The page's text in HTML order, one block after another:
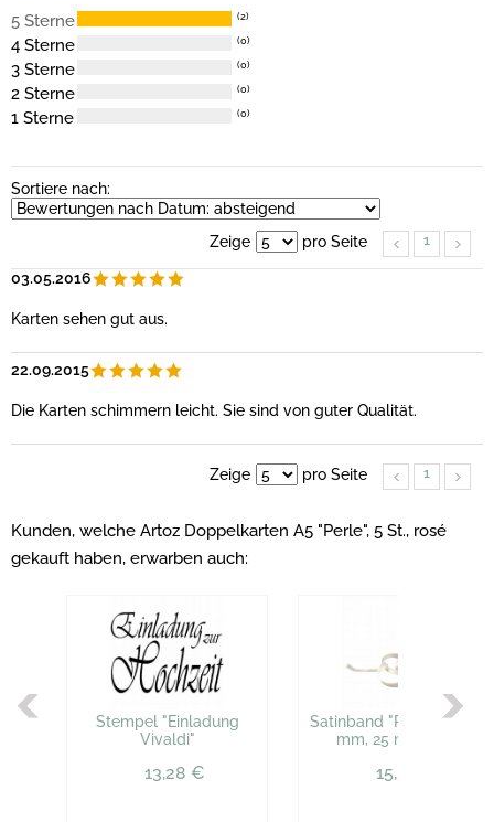
5 Sterne (2)
4 Sterne (0)
3 Sterne (0)
2 Sterne (0)
1 Sterne (0)
Sortiere nach:
Zeige pro Seite 1
03.05.2016
Karten sehen gut aus.
22.09.2015
Die Karten schimmern leicht. Sie sind von guter Qualität.
Zeige pro Seite 1
Kunden, welche Artoz Doppelkarten A5 "Perle", 5 St., rosé
gekauft haben, erwarben auch:
Stempel "Einladung
Vivaldi"
13,28 €
Satinband "Premium", 10
mm, 25 m, creme
15,34 €